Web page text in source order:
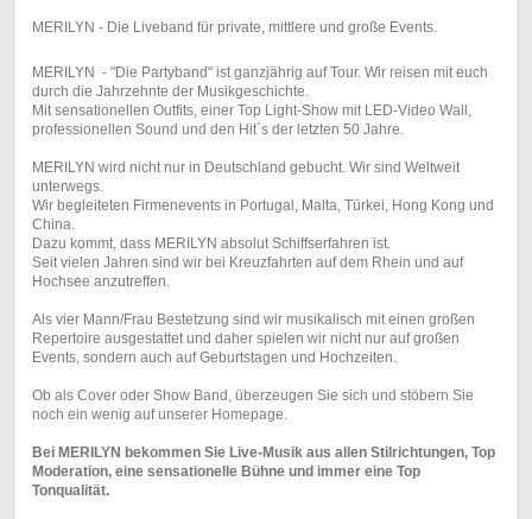
MERILYN - Die Liveband für private, mittlere und große Events.
MERILYN - "Die Partyband" ist ganzjährig auf Tour. Wir reisen mit euch
durch die Jahrzehnte der Musikgeschichte.
Mit sensationellen Outfits, einer Top Light-Show mit LED-Video Wall,
professionellen Sound und den Hit´s der letzten 50 Jahre.
MERILYN wird nicht nur in Deutschland gebucht. Wir sind Weltweit
unterwegs.
Wir begleiteten Firmenevents in Portugal, Malta, Türkei, Hong Kong und
China.
Dazu kommt, dass MERILYN absolut Schiffserfahren ist.
Seit vielen Jahren sind wir bei Kreuzfahrten auf dem Rhein und auf
Hochsee anzutreffen.
Als vier Mann/Frau Bestetzung sind wir musikalisch mit einen großen
Repertoire ausgestattet und daher spielen wir nicht nur auf großen
Events, sondern auch auf Geburtstagen und Hochzeiten.
Ob als Cover oder Show Band, überzeugen Sie sich und stöbern Sie
noch ein wenig auf unserer Homepage.
Bei MERILYN bekommen Sie Live-Musik aus allen Stilrichtungen, Top
Moderation, eine sensationelle Bühne und immer eine Top
Tonqualität.